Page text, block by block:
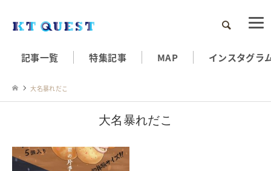
検索
記事一覧 特集記事 MAP インスタグラ
大名暴れだこ
大名暴れだこ